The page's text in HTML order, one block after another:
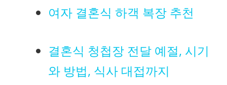
여자 결혼식 하객 복장 추천
결혼식 청첩장 전달 예절, 시기
와 방법, 식사 대접까지